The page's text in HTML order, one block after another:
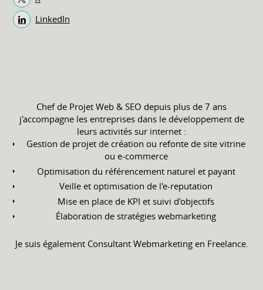
LinkedIn
Chef de Projet Web & SEO depuis plus de 7 ans
j'accompagne les entreprises dans le développement de
leurs activités sur internet :
Gestion de projet de création ou refonte de site vitrine
ou e-commerce
Optimisation du référencement naturel et payant
Veille et optimisation de l'e-reputation
Mise en place de KPI et suivi d'objectifs
Élaboration de stratégies webmarketing
Je suis également Consultant Webmarketing en Freelance.